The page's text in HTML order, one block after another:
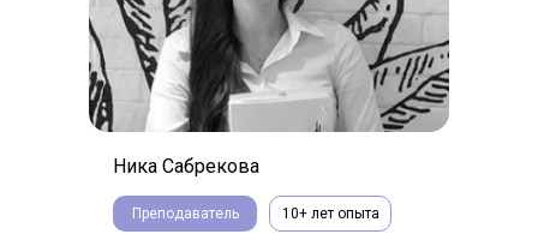
Преподаватель 10+ лет опыта
Ника Сабрекова